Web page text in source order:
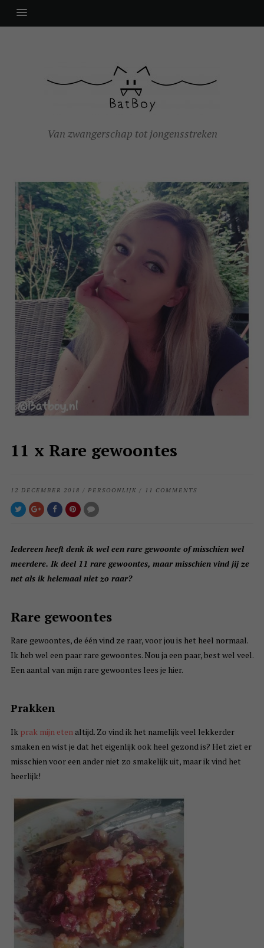
Van zwangerschap tot jongensstreken
11 x Rare gewoontes
12 DECEMBER 2018 / PERSOONLIJK / 11 COMMENTS
Iedereen heeft denk ik wel een rare gewoonte of misschien wel
meerdere. Ik deel 11 rare gewoontes, maar misschien vind jij ze
net als ik helemaal niet zo raar?
Rare gewoontes
Rare gewoontes, de één vind ze raar, voor jou is het heel normaal.
Ik heb wel een paar rare gewoontes. Nou ja een paar, best wel veel.
Een aantal van mijn rare gewoontes lees je hier.
Prakken
Ik prak mijn etenaltijd. Zo vind ik het namelijk veel lekkerder
smaken en wist je dat het eigenlijk ook heel gezond is? Het ziet er
misschien voor een ander niet zo smakelijk uit, maar ik vind het
heerlijk!